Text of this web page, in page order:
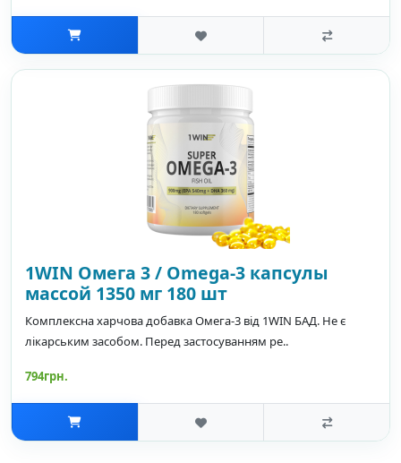
1WIN Омега 3 / Omega-3 капсулы
массой 1350 мг 180 шт
Комплексна харчова добавка Омега-3 від 1WIN БАД. Не є
лікарським засобом. Перед застосуванням ре..
794грн.